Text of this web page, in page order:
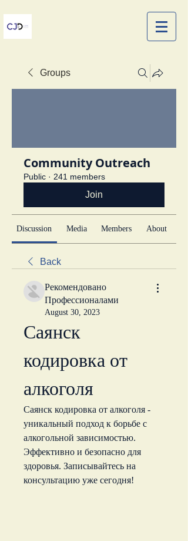
Groups
Community Outreach
Public · 241 members
Join
Discussion Media Members About
Back
Рекомендовано
Профессионалами
August 30, 2023
Саянск
кодировка от
алкоголя
Саянск кодировка от алкоголя -
уникальный подход к борьбе с
алкогольной зависимостью.
Эффективно и безопасно для
здоровья. Записывайтесь на
консультацию уже сегодня!